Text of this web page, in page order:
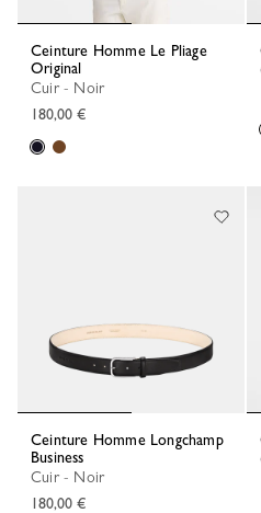
Ceinture Homme Le Pliage
Original
Cuir - Noir
180,00 €
Ceinture Homme Longchamp
Business
Cuir - Noir
180,00 €